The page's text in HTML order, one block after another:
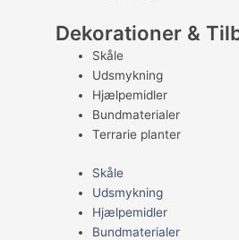
Dekorationer &
Skåle
Udsmykning
Hjælpemidler
Bundmaterialer
Terrarie planter
Skåle
Udsmykning
Hjælpemidler
Bundmaterialer